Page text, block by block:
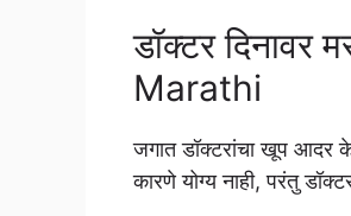
डॉक्टर
Marathi
जगात डॉक्टरांचा खूप आदर
कारणे योग्य नाही, परंतु